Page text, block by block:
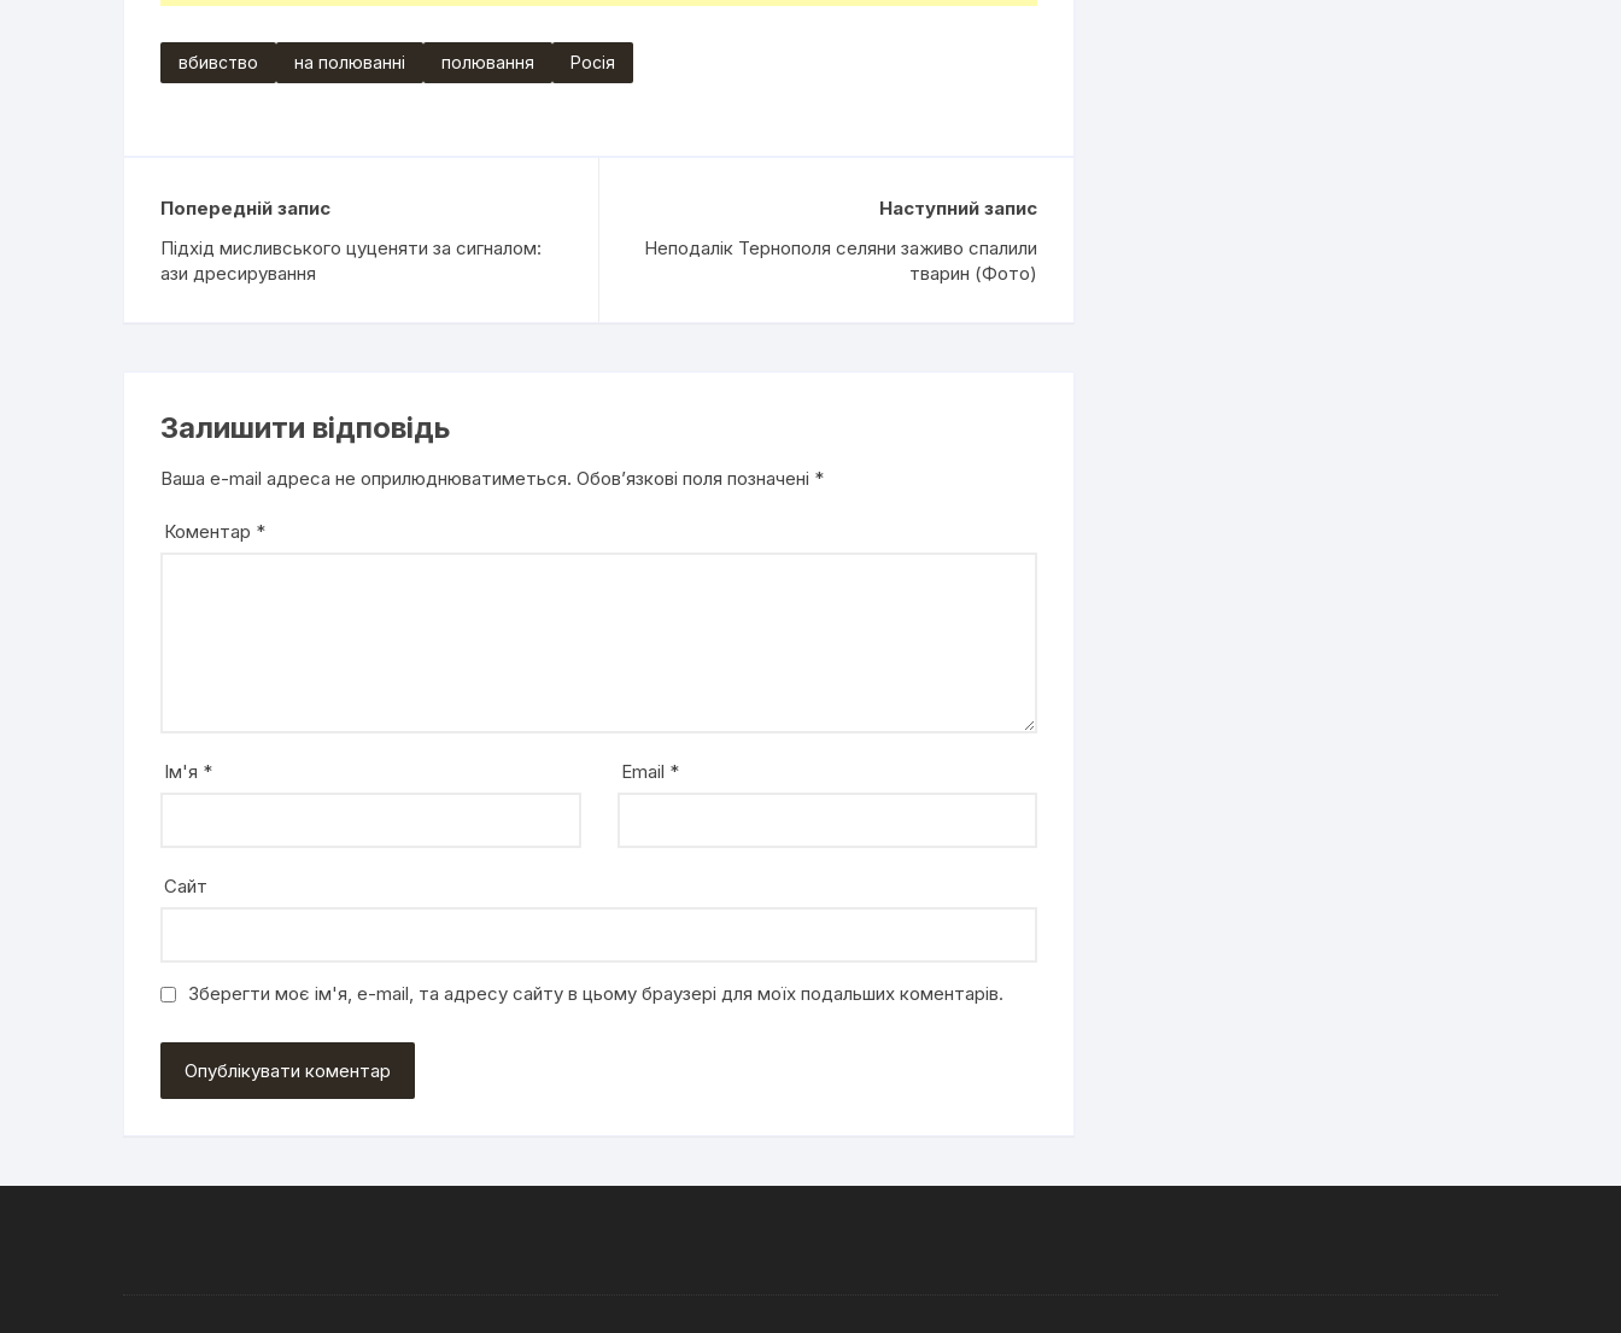
вбивство на полюванні полювання Росія
Попередній запис
Підхід мисливського цуценяти за сигналом:
ази дресирування
Наступний запис
Неподалік Тернополя селяни заживо спалили
тварин (Фото)
Залишити відповідь
Ваша e-mail адреса не оприлюднюватиметься. Обов’язкові поля позначені *
Коментар *
Ім'я * Email *
Сайт
Зберегти моє ім'я, e-mail, та адресу сайту в цьому браузері для моїх подальших коментарів.